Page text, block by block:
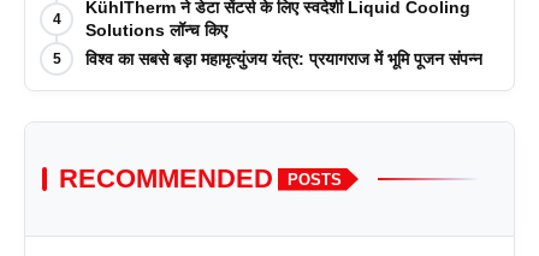
4
KühlTherm ने डेटा सेंटर्स के लिए स्वदेशी Liquid Cooling
Solutions लॉन्च किए
5 विश्व का सबसे बड़ा महामृत्युंजय यंत्र: प्रयागराज में भूमि पूजन संपन्न
RECOMMENDED POSTS